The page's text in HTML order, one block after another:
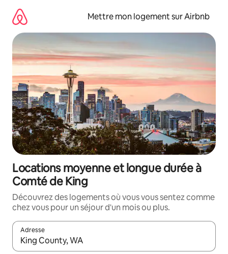
directement
contenu
Mettre mon logement sur Airbnb
Locations moyenne et longue durée à
Comté de King
Découvrez des logements où vous vous sentez comme
chez vous pour un séjour d'un mois ou plus.
Adresse
Lorsque les résultats s'affichent, utilisez les flèches vers le